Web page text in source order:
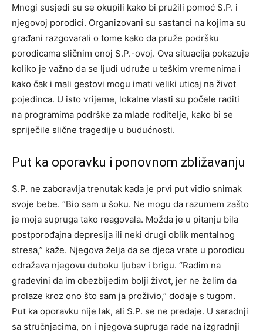
Mnogi susjedi su se okupili kako bi pružili pomoć S.P. i
njegovoj porodici. Organizovani su sastanci na kojima su
građani razgovarali o tome kako da pruže podršku
porodicama sličnim onoj S.P.-ovoj. Ova situacija pokazuje
koliko je važno da se ljudi udruže u teškim vremenima i
kako čak i mali gestovi mogu imati veliki uticaj na život
pojedinca. U isto vrijeme, lokalne vlasti su počele raditi
na programima podrške za mlade roditelje, kako bi se
spriječile slične tragedije u budućnosti.
Put ka oporavku i ponovnom zbližavanju
S.P. ne zaboravlja trenutak kada je prvi put vidio snimak
svoje bebe. “Bio sam u šoku. Ne mogu da razumem zašto
je moja supruga tako reagovala. Možda je u pitanju bila
postporođajna depresija ili neki drugi oblik mentalnog
stresa,” kaže. Njegova želja da se djeca vrate u porodicu
odražava njegovu duboku ljubav i brigu. “Radim na
građevini da im obezbijedim bolji život, jer ne želim da
prolaze kroz ono što sam ja proživio,” dodaje s tugom.
Put ka oporavku nije lak, ali S.P. se ne predaje. U saradnji
sa stručnjacima, on i njegova supruga rade na izgradnji